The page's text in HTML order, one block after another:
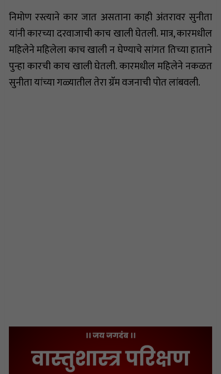
निमोण रस्त्याने कार जात असताना काही अंतरावर सुनीता
यांनी कारच्या दरवाजाची काच खाली घेतली. मात्र, कारमधील
महिलेने महिलेला काच खाली न घेण्याचे सांगत तिच्या हाताने
पुन्हा कारची काच खाली घेतली. कारमधील महिलेने नकळत
सुनीता यांच्या गळ्यातील तेरा ग्रॅम वजनाची पोत लांबवली.